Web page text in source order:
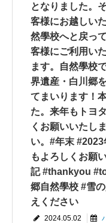
となりました。
客様にお越しい
然學校へと戻っ
客様にご利用い
ます。自然學校
界遺産・白川郷
てまいります！
た。来年もトヨ
くお願いいたし
い。#年末
もよろしくお願
記 #thankyou
郷自然學校 #雪
えください
2024.05.02